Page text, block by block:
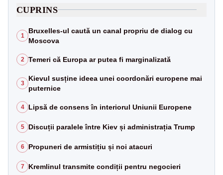
CUPRINS
1
Bruxelles-ul caută un canal propriu de dialog cu
Moscova
2 Temeri că Europa ar putea fi marginalizată
3
Kievul susține ideea unei coordonări europene mai
puternice
4 Lipsă de consens în interiorul Uniunii Europene
5 Discuții paralele între Kiev și administrația Trump
6 Propuneri de armistițiu și noi atacuri
7 Kremlinul transmite condiții pentru negocieri